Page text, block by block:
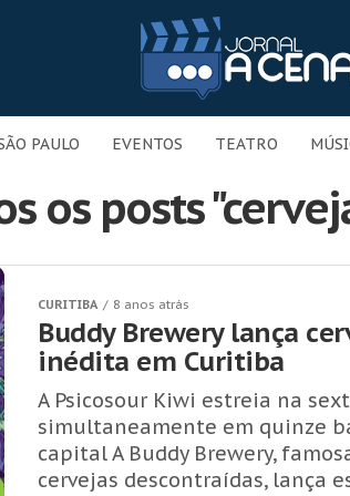
PAULO EVENTOS TEATRO
os posts
CURITIBA 8 anos atrás
Buddy Brewery lança
inédita em Curitiba
A Psicosour Kiwi estreia na
simultaneamente em quinze
capital A Buddy Brewery,
cervejas descontraídas, lança